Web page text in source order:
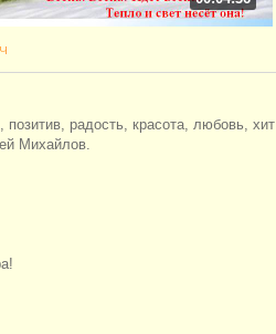
радость, красота, любовь, хит
Михайлов.